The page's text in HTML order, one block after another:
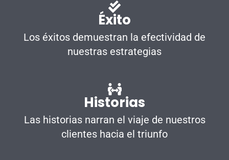
Éxito
Los éxitos demuestran la efectividad de
nuestras estrategias
Historias
Las historias narran el viaje de nuestros
clientes hacia el triunfo